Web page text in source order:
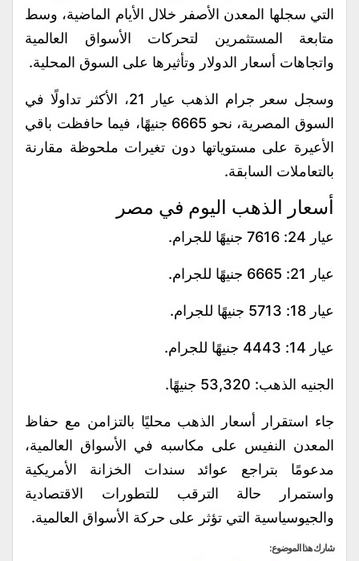
التي سجلها المعدن الأصفر خلال الأيام الماضية، وسط
متابعة المستثمرين لتحركات الأسواق العالمية
واتجاهات أسعار الدولار وتأثيرها على السوق المحلية.
وسجل سعر جرام الذهب عيار 21، الأكثر تداولًا في
السوق المصرية، نحو 6665 جنيهًا، فيما حافظت باقي
الأعيرة على مستوياتها دون تغيرات ملحوظة مقارنة
بالتعاملات السابقة.
أسعار الذهب اليوم في مصر
عيار 24: 7616 جنيهًا للجرام.
عيار 21: 6665 جنيهًا للجرام.
عيار 18: 5713 جنيهًا للجرام.
عيار 14: 4443 جنيهًا للجرام.
الجنيه الذهب: 53,320 جنيهًا.
جاء استقرار أسعار الذهب محليًا بالتزامن مع حفاظ
المعدن النفيس على مكاسبه في الأسواق العالمية،
مدعومًا بتراجع عوائد سندات الخزانة الأمريكية
واستمرار حالة الترقب للتطورات الاقتصادية
والجيوسياسية التي تؤثر على حركة الأسواق العالمية.
شارك هذا الموضوع: